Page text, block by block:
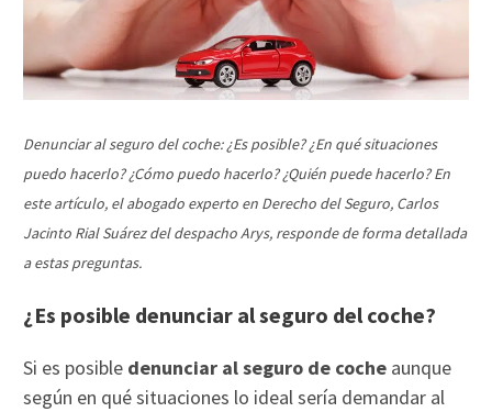
Denunciar al seguro del coche: ¿Es posible? ¿En qué situaciones
puedo hacerlo? ¿Cómo puedo hacerlo? ¿Quién puede hacerlo? En
este artículo, el abogado experto en Derecho del Seguro, Carlos
Jacinto Rial Suárez del despacho Arys, responde de forma detallada
a estas preguntas.
¿Es posible denunciar al seguro del coche?
Si es posible denunciar al seguro de coche aunque
según en qué situaciones lo ideal sería demandar al